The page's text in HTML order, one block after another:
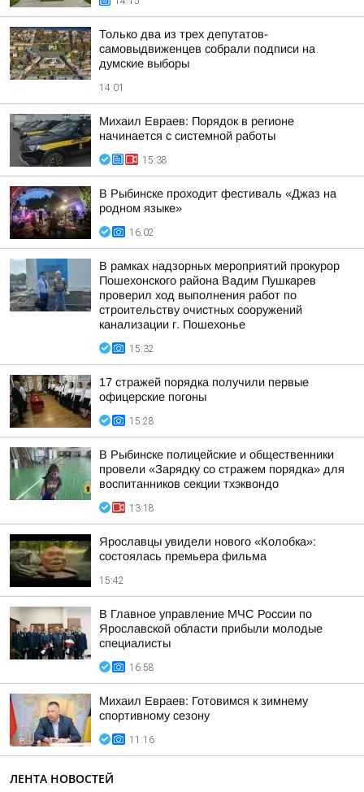
Только два из трех депутатов-
самовыдвиженцев собрали подписи на
думские выборы
14:01
Михаил Евраев: Порядок в регионе
начинается с системной работы
15:38
В Рыбинске проходит фестиваль «Джаз на
родном языке»
16:02
В рамках надзорных мероприятий прокурор
Пошехонского района Вадим Пушкарев
проверил ход выполнения работ по
строительству очистных сооружений
канализации г. Пошехонье
15:32
17 стражей порядка получили первые
офицерские погоны
15:28
В Рыбинске полицейские и общественники
провели «Зарядку со стражем порядка» для
воспитанников секции тхэквондо
13:18
Ярославцы увидели нового «Колобка»:
состоялась премьера фильма
15:42
В Главное управление МЧС России по
Ярославской области прибыли молодые
специалисты
16:58
Михаил Евраев: Готовимся к зимнему
спортивному сезону
11:16
ЛЕНТА НОВОСТЕЙ